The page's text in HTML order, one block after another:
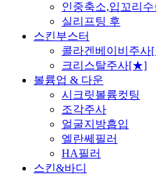
인중축소,입꼬리수
실리프팅 후
스킨부스터
콜라겐베이비주
크리스탈주사[★]
볼륨업 & 다운
시크릿볼륨컷팅
조각주사
얼굴지방흡입
엘란쎄필러
HA필러
스킨&바디